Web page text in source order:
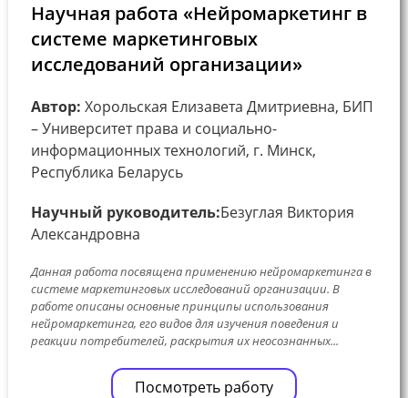
Научная работа «Нейромаркетинг в
системе маркетинговых
исследований организации»
Автор: Хорольская Елизавета Дмитриевна, БИП
– Университет права и социально-
информационных технологий, г. Минск,
Республика Беларусь
Научный руководитель:Безуглая Виктория
Александровна
Данная работа посвящена применению нейромаркетинга в
системе маркетинговых исследований организации. В
работе описаны основные принципы использования
нейромаркетинга, его видов для изучения поведения и
реакции потребителей, раскрытия их неосознанных...
Посмотреть работу